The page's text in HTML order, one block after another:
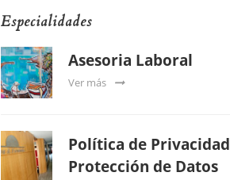
Especialidades
Asesoria Laboral
Ver más
Política de Privacidad
Protección de Datos